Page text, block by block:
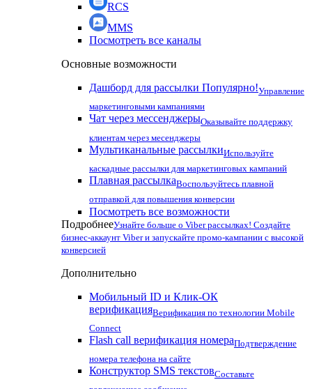
RCS
MMS
Посмотреть все каналы
Основные возможности
Дашборд для рассылки Популярно!Управление
маркетинговыми кампаниями
Чат через мессенджерыОказывайте поддержку
клиентам через месенджеры
Мультиканальные рассылкиИспользуйте
каскадные рассылки для маркетинговых кампаний
Плавная рассылкаВоспользуйтесь плавной
отправкой для повышения конверсии
Посмотреть все возможности
ПодробнееУзнайте больше о Viber рассылках! Создайте
бизнес-аккаунт Viber и запускайте промо-кампании с высокой
конверсией
Дополнительно
Мобильный ID и Клик-ОК
верификацияВерификация по технологии Mobile
Connect
Flash call верификация номераПодтверждение
номера телефона на сайте
Конструктор SMS текстовСоставьте